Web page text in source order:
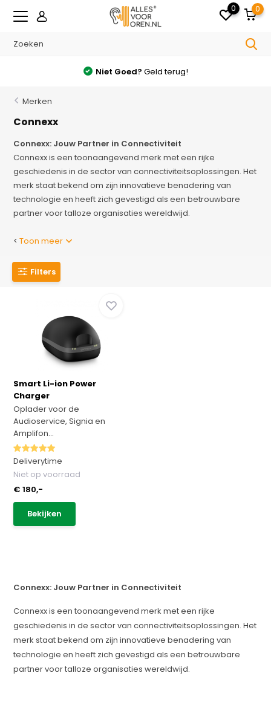
0 0
Niet Goed? Geld terug!
Merken
Connexx
Connexx: Jouw Partner in Connectiviteit
Connexx is een toonaangevend merk met een rijke
geschiedenis in de sector van connectiviteitsoplossingen. Het
merk staat bekend om zijn innovatieve benadering van
technologie en heeft zich gevestigd als een betrouwbare
partner voor talloze organisaties wereldwijd.
<Toon meer
Filters
Smart Li-ion Power
Charger
Oplader voor de
Audioservice, Signia en
Amplifon...
Deliverytime
Niet op voorraad
€ 180,-
Bekijken
Connexx: Jouw Partner in Connectiviteit
Connexx is een toonaangevend merk met een rijke
geschiedenis in de sector van connectiviteitsoplossingen. Het
merk staat bekend om zijn innovatieve benadering van
technologie en heeft zich gevestigd als een betrouwbare
partner voor talloze organisaties wereldwijd.